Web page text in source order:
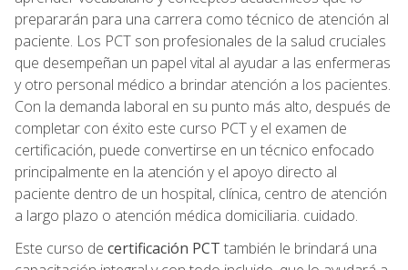
prepararán para una carrera como técnico de atención al
paciente. Los PCT son profesionales de la salud cruciales
que desempeñan un papel vital al ayudar a las enfermeras
y otro personal médico a brindar atención a los pacientes.
Con la demanda laboral en su punto más alto, después de
completar con éxito este curso PCT y el examen de
certificación, puede convertirse en un técnico enfocado
principalmente en la atención y el apoyo directo al
paciente dentro de un hospital, clínica, centro de atención
a largo plazo o atención médica domiciliaria. cuidado.
Este curso de certificación PCT también le brindará una